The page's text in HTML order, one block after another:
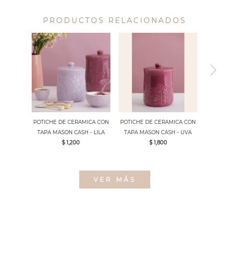
PRODUCTOS RELACIONADOS
POTICHE DE CERAMICA CON
TAPA MASON CASH - LILA
$ 1,200
POTICHE DE CERAMICA CON
TAPA MASON CASH - UVA
$ 1,800
VER MÁS